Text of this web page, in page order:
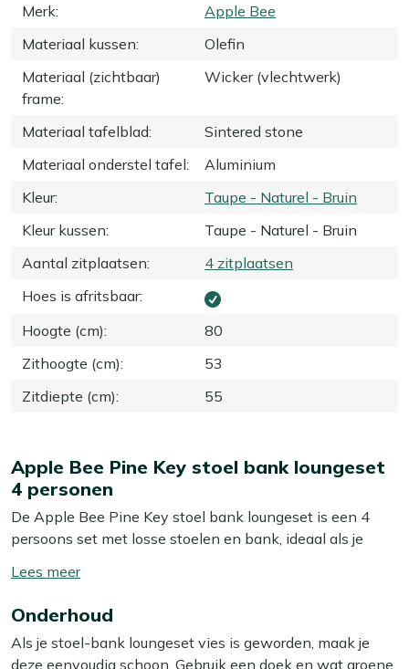
Merk:
Apple Bee
Materiaal kussen:
Olefin
Materiaal (zichtbaar)
frame:
Wicker (vlechtwerk)
Materiaal tafelblad:
Sintered stone
Materiaal onderstel tafel:
Aluminium
Kleur:
Taupe - Naturel - Bruin
Kleur kussen:
Taupe - Naturel - Bruin
Aantal zitplaatsen:
4 zitplaatsen
Hoes is afritsbaar:
Hoogte (cm):
80
Zithoogte (cm):
53
Zitdiepte (cm): 55
Apple Bee Pine Key stoel bank loungeset
4 personen
De Apple Bee Pine Key stoel bank loungeset is een 4
persoons set met losse stoelen en bank, ideaal als je
drankje of hapje. Het aluminium frame is licht van
als je een keer anders wilt zitten of je terras wilt
schoonmaken. De set wordt compleet geleverd met
Toon/verberg
meer
Onderhoud
Als je stoel-bank loungeset vies is geworden, maak je
deze eenvoudig schoon. Gebruik een doek en wat groene